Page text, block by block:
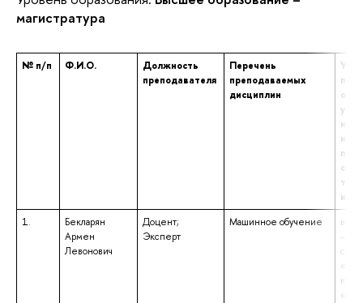
магистратура
№ п/п Ф.И.О.
Должность
преподавателя
Перечень
преподаваемых
дисциплин
том
и
1.
Бекларян
Армен
Левонович
Доцент;
Эксперт
Машинное обучение
–